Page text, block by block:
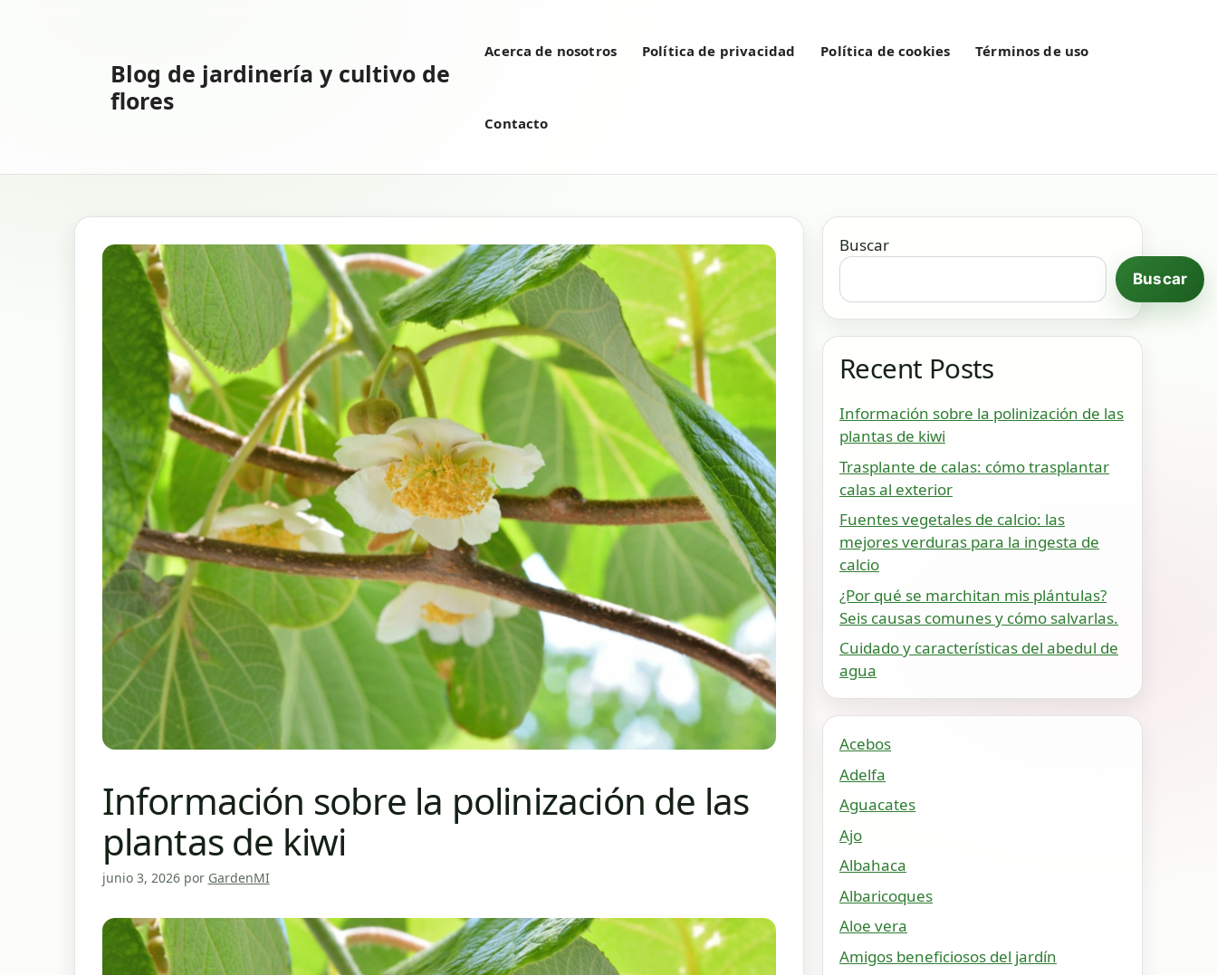
Blog de jardinería y cultivo de
flores
Acerca de nosotros Política de privacidad Política de cookies Términos de uso
Contacto
Información sobre la polinización de las
plantas de kiwi
junio 3, 2026 por GardenMI
Buscar
Buscar
Recent Posts
Información sobre la polinización de las
plantas de kiwi
Trasplante de calas: cómo trasplantar
calas al exterior
Fuentes vegetales de calcio: las
mejores verduras para la ingesta de
calcio
¿Por qué se marchitan mis plántulas?
Seis causas comunes y cómo salvarlas.
Cuidado y características del abedul de
agua
Acebos
Adelfa
Aguacates
Ajo
Albahaca
Albaricoques
Aloe vera
Amigos beneficiosos del jardín